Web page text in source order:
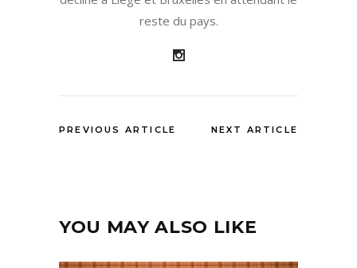
reste du pays.
PREVIOUS ARTICLE NEXT ARTICLE
YOU MAY ALSO LIKE